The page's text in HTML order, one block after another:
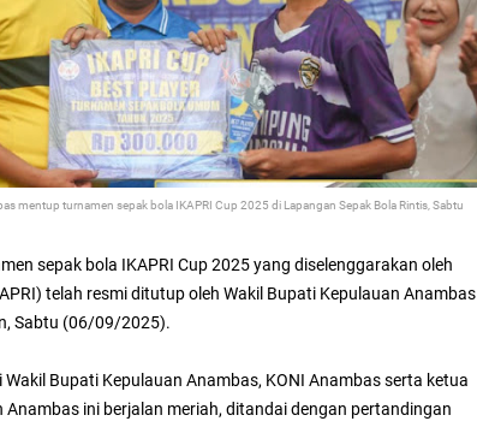
mentup turnamen sepak bola IKAPRI Cup 2025 di Lapangan Sepak Bola Rintis, Sabtu
sepak bola IKAPRI Cup 2025 yang diselenggarakan oleh
telah resmi ditutup oleh Wakil Bupati Kepulauan Anambas
Sabtu (06/09/2025).
Bupati Kepulauan Anambas, KONI Anambas serta ketua
Anambas ini berjalan meriah, ditandai dengan pertandingan